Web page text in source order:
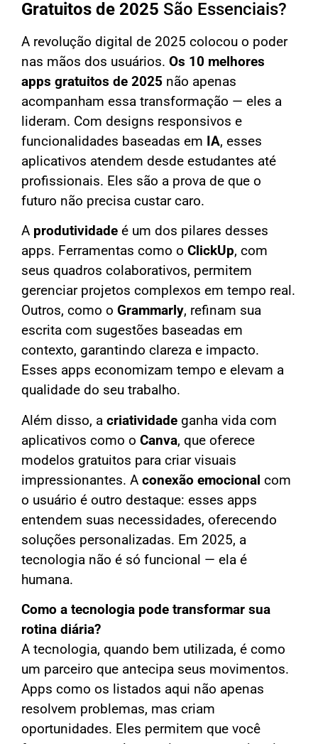
Gratuitos de 2025 São Essenciais?
A revolução digital de 2025 colocou o poder
nas mãos dos usuários. Os 10 melhores
apps gratuitos de 2025 não apenas
acompanham essa transformação — eles a
lideram. Com designs responsivos e
funcionalidades baseadas em IA, esses
aplicativos atendem desde estudantes até
profissionais. Eles são a prova de que o
futuro não precisa custar caro.
A produtividade é um dos pilares desses
apps. Ferramentas como o ClickUp, com
seus quadros colaborativos, permitem
gerenciar projetos complexos em tempo real.
Outros, como o Grammarly, refinam sua
escrita com sugestões baseadas em
contexto, garantindo clareza e impacto.
Esses apps economizam tempo e elevam a
qualidade do seu trabalho.
Além disso, a criatividade ganha vida com
aplicativos como o Canva, que oferece
modelos gratuitos para criar visuais
impressionantes. A conexão emocional com
o usuário é outro destaque: esses apps
entendem suas necessidades, oferecendo
soluções personalizadas. Em 2025, a
tecnologia não é só funcional — ela é
humana.
Como a tecnologia pode transformar sua
rotina diária?
A tecnologia, quando bem utilizada, é como
um parceiro que antecipa seus movimentos.
Apps como os listados aqui não apenas
resolvem problemas, mas criam
oportunidades. Eles permitem que você